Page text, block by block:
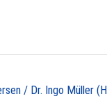
/ Dr. Ingo Müller